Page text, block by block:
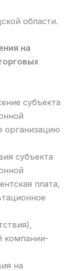
области.
на
субъекта
организацию
субъекта
плата,
компании-
на